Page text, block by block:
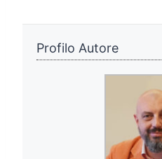
Profilo Autore